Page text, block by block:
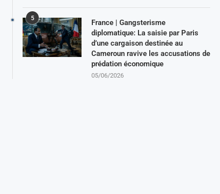
5
France | Gangsterisme
diplomatique: La saisie par Paris
d’une cargaison destinée au
Cameroun ravive les accusations de
prédation économique
05/06/2026